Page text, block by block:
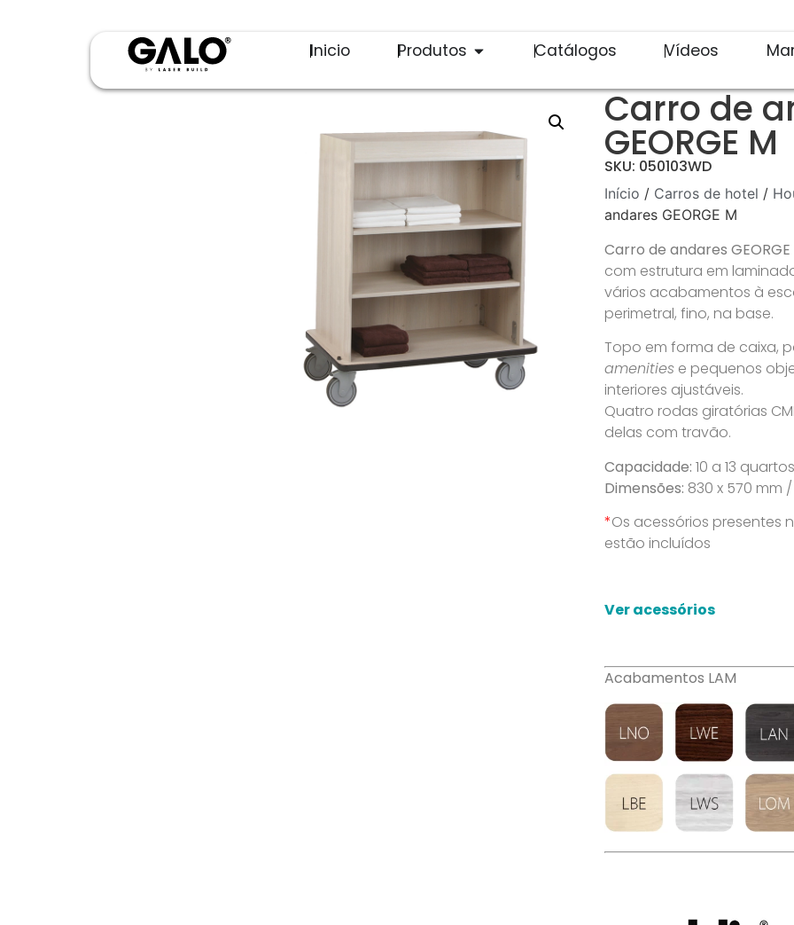
Inicio Produtos Catálogos Vídeos
Carro de
GEORGE M
SKU: 050103WD
Início / Carros de hotel /
andares GEORGE M
Carro de andares GEORGE
com estrutura em
vários acabamentos à
perimetral, fino, na base.
Topo em forma de caixa,
amenitiese pequenos
interiores ajustáveis.
Quatro rodas giratórias
delas com travão.
Capacidade: 10 a 13
Dimensões: 830 x 570 mm /
*Os acessórios presentes
estão incluídos
Ver acessórios
Acabamentos LAM